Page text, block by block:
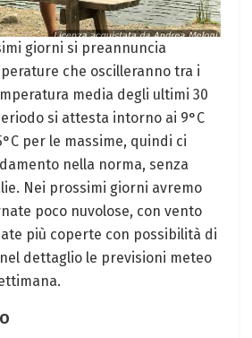
giorni si ⁣preannuncia
che ⁣oscilleranno⁢ tra i
media degli ultimi 30
si attesta ⁣intorno ai ‍9°C
per⁢ le massime, quindi ci​
nella norma, senza
Nei prossimi ‍giorni avremo
poco nuvolose, con vento
più coperte con⁣ possibilità di
dettaglio ‌le previsioni meteo